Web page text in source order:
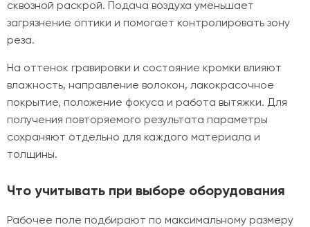
сквозной раскрой. Подача воздуха уменьшает
загрязнение оптики и помогает контролировать зону
реза.
На оттенок гравировки и состояние кромки влияют
влажность, направление волокон, лакокрасочное
покрытие, положение фокуса и работа вытяжки. Для
получения повторяемого результата параметры
сохраняют отдельно для каждого материала и
толщины.
Что учитывать при выборе оборудования
Рабочее поле подбирают по максимальному размеру